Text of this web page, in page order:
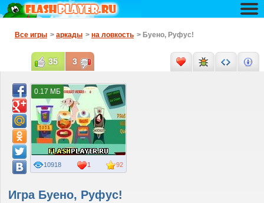
Все игры > аркады > на ловкость > Буено, Руфус!
Игра Буено, Руфус!
92
10918 1
0.17 МБ
35 3